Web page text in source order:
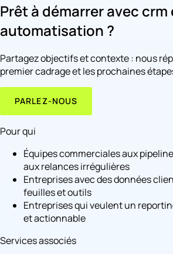
Prêt à démarrer avec crm
automatisation ?
Partagez objectifs et contexte : nous
premier cadrage et les prochaines
PARLEZ-NOUS
Pour qui
Équipes commerciales aux
aux relances irrégulières
Entreprises avec des données
feuilles et outils
Entreprises qui veulent un
et actionnable
Services associés